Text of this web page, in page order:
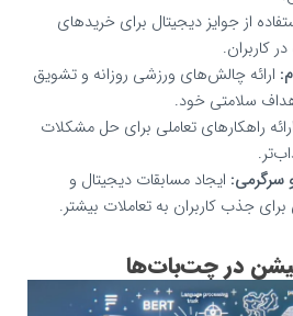
از جوایز دیجیتال برای خریدهای
کاربران.
ارائه چالش‌های ورزشی روزانه و تشویق
سلامتی خود.
ارائه راهکارهای تعاملی برای حل مشکلات
سرگرمی: ایجاد مسابقات دیجیتال و
جذب کاربران به تعاملات بیشتر.
در چت‌بات‌ها